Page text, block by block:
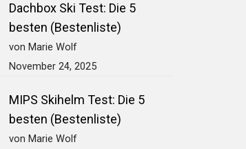
Dachbox Ski Test: Die 5
besten (Bestenliste)
von Marie Wolf
November 24, 2025
MIPS Skihelm Test: Die 5
besten (Bestenliste)
von Marie Wolf